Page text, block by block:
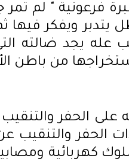
فرعونية " لم
يتدبر ويفكر فيها
عله يجد ضالته
من باطن
على الحفر
الحفر والتنقيب
كهربائية